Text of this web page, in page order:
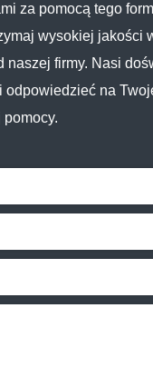
za pomocą tego
wysokiej jakości
naszej firmy. Nasi
odpowiedzieć na